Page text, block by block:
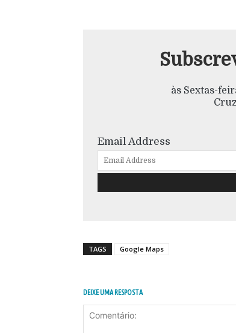
às Sextas-
Email Address
TAGS Google Maps
DEIXE UMA RESPOSTA